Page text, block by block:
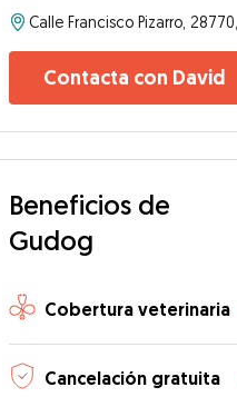
Contacta con David
Beneficios de
Gudog
Cobertura veterinaria
Cancelación gratuita